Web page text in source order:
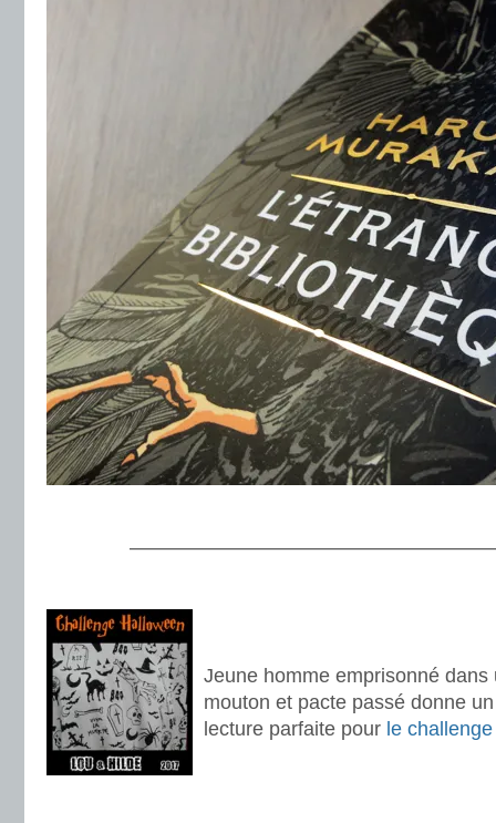
Jeune homme emprisonné
mouton et pacte passé donne
lecture parfaite pour le